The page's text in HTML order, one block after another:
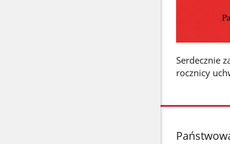
Serdecznie
rocznicy
stopka